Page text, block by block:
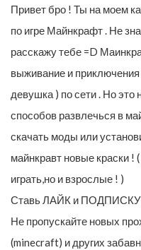
Привет бро ! Ты на моем
по игре Майнкрафт . Не
расскажу тебе =D
выживание и
девушка ) по сети . Но это
способов развлечься в
скачать моды или
майнкравт новые краски !
играть,но и взрослые ! )
Ставь ЛАЙК и
Не пропускайте новых
(minecraft) и других